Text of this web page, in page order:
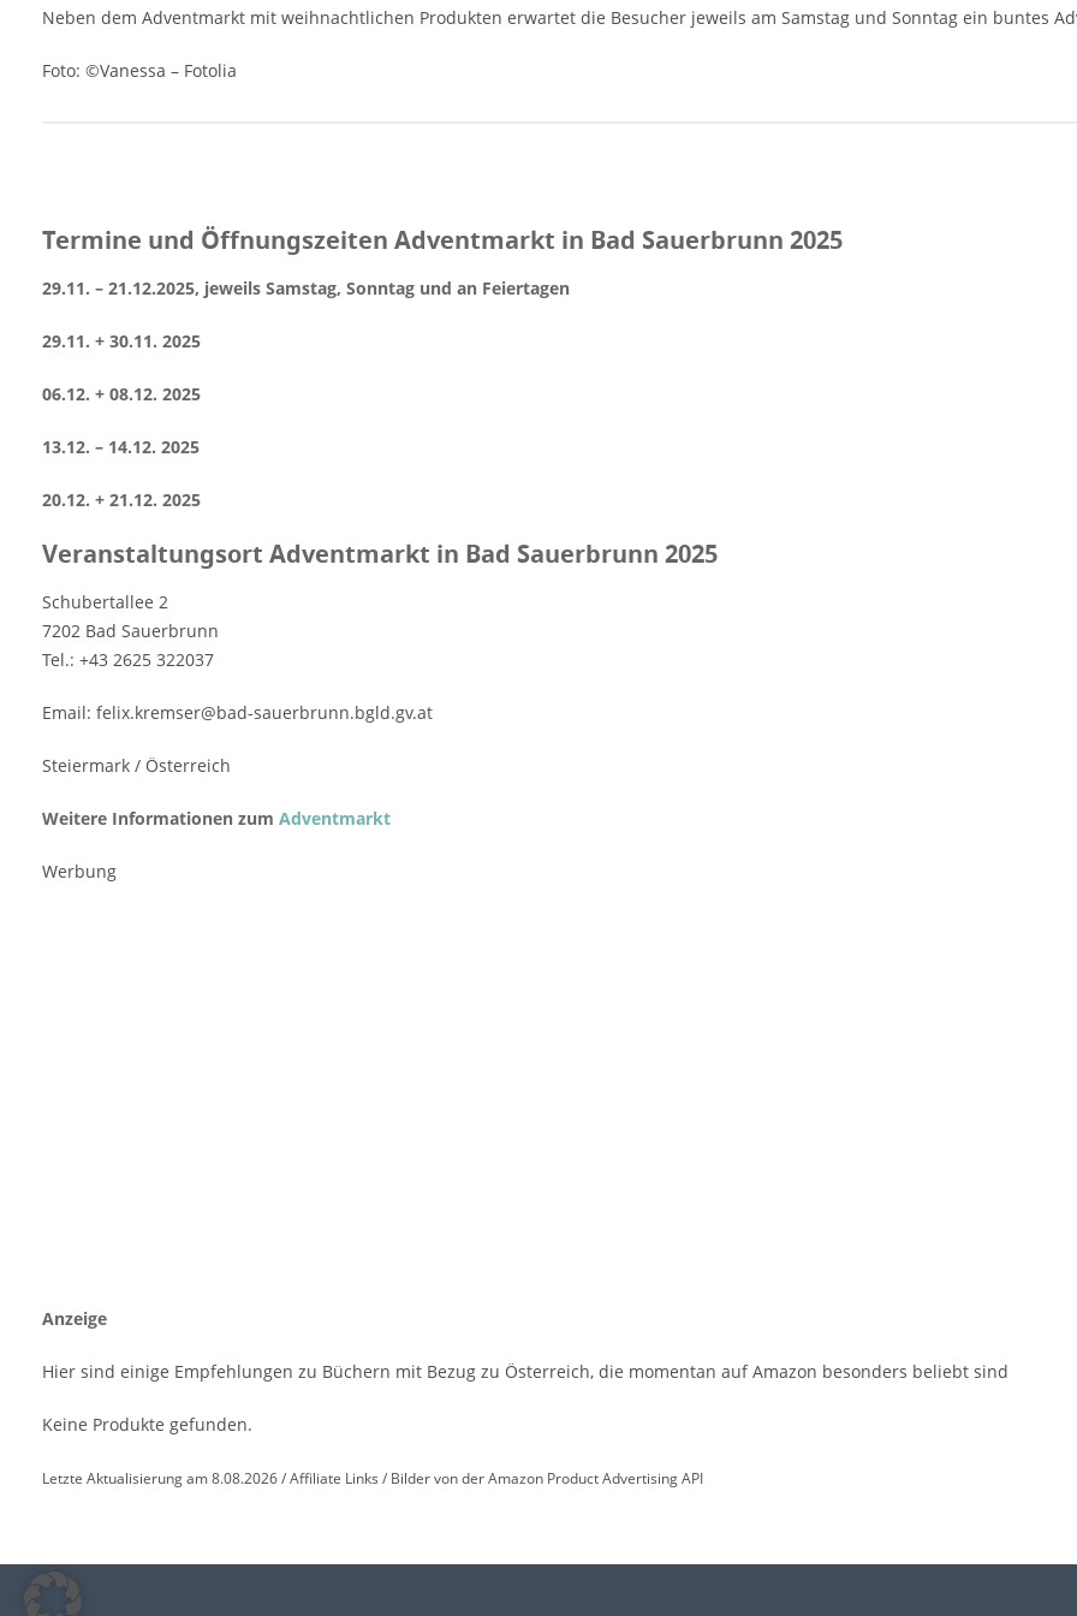
items="2"]
Neben dem Adventmarkt mit weihnachtlichen Produkten erwartet die Besucher jeweils am Samstag und Sonntag ein buntes
Foto: ©Vanessa – Fotolia
Termine und Öffnungszeiten Adventmarkt in Bad Sauerbrunn 2025
29.11. – 21.12.2025, jeweils Samstag, Sonntag und an Feiertagen
29.11. + 30.11. 2025
06.12. + 08.12. 2025
13.12. – 14.12. 2025
20.12. + 21.12. 2025
Veranstaltungsort Adventmarkt in Bad Sauerbrunn 2025
Schubertallee 2
7202 Bad Sauerbrunn
Tel.: +43 2625 322037
Email: felix.kremser@bad-sauerbrunn.bgld.gv.at
Steiermark / Österreich
Weitere Informationen zum Adventmarkt
Werbung
Anzeige
Hier sind einige Empfehlungen zu Büchern mit Bezug zu Österreich, die momentan auf Amazon besonders beliebt sind
Keine Produkte gefunden.
Letzte Aktualisierung am 8.08.2026 / Affiliate Links / Bilder von der Amazon Product Advertising API